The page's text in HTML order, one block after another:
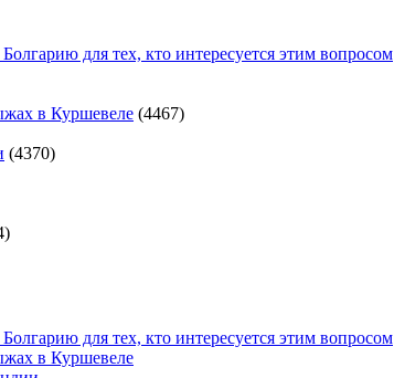
для тех, кто интересуется этим вопросом
в Куршевеле (4467)
(4370)
для тех, кто интересуется этим вопросом
в Куршевеле